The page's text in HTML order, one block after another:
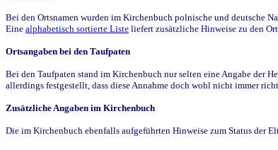
Bei den Ortsnamen wurden im Kirchenbuch polnische und deutsche
Eine alphabetisch sortierte Liste liefert zusätzliche Hinweise zu den
Ortsangaben bei den Taufpaten
Bei den Taufpaten stand im Kirchenbuch nur selten eine Angabe der
allerdings festgestellt, dass diese Annahme doch wohl nicht immer
Zusätzliche Angaben im Kirchenbuch
Die im Kirchenbuch ebenfalls aufgeführten Hinweise zum Status der